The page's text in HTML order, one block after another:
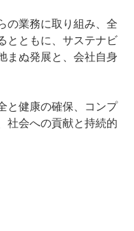
の業務に取り組み、全
とともに、サステナビ
まぬ発展と、会社自身
と健康の確保、コンプ
社会への貢献と持続的